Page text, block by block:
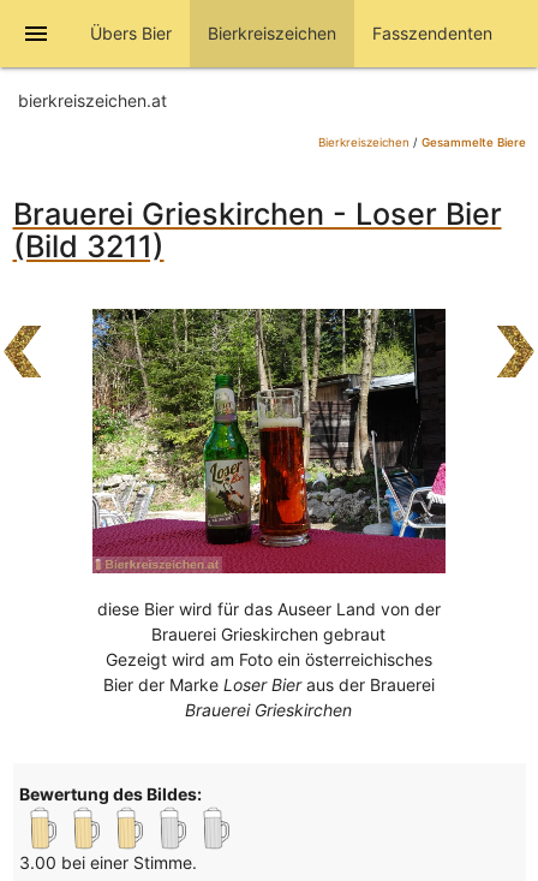
menu Übers Bier Bierkreiszeichen Fasszendenten
bierkreiszeichen.at
Bierkreiszeichen / Gesammelte Biere
Brauerei Grieskirchen - Loser Bier
(Bild 3211)
diese Bier wird für das Auseer Land von der
Brauerei Grieskirchen gebraut
Gezeigt wird am Foto ein österreichisches
Bier der Marke Loser Bieraus der Brauerei
Brauerei Grieskirchen
Bewertung des Bildes:
3.00 bei einer Stimme.